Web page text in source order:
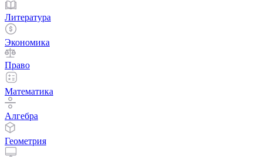
Литература
Экономика
Право
Математика
Алгебра
Геометрия